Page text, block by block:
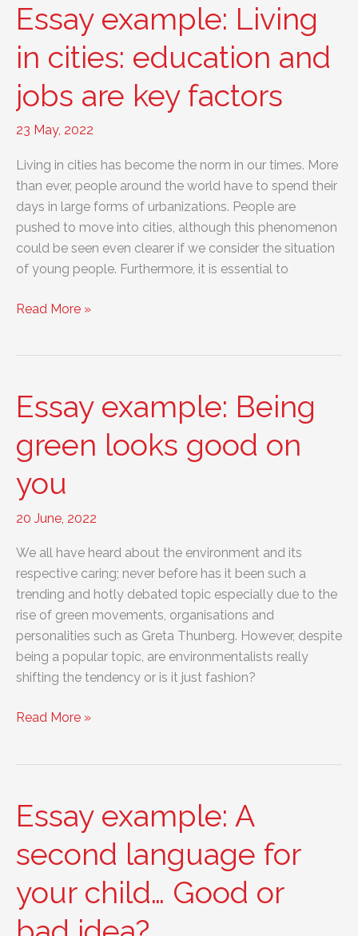
Cambridge
con
IELTS
y
TOEFL
Essay example: Living
in cities: education and
jobs are key factors
23 May, 2022
Living in cities has become the norm in our times. More
than ever, people around the world have to spend their
days in large forms of urbanizations. People are
pushed to move into cities, although this phenomenon
could be seen even clearer if we consider the situation
of young people. Furthermore, it is essential to
Essay
education
jobs
key
factors
Read More »
Essay example: Being
green looks good on
you
20 June, 2022
We all have heard about the environment and its
respective caring; never before has it been such a
trending and hotly debated topic especially due to the
rise of green movements, organisations and
personalities such as Greta Thunberg. However, despite
being a popular topic, are environmentalists really
shifting the tendency or is it just fashion?
Essay
good
you
Read More »
Essay example: A
second language for
your child… Good or